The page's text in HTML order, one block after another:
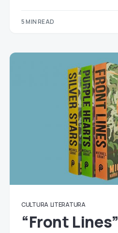
5 MIN READ
CULTURA LITERATURA
“Front Lines”